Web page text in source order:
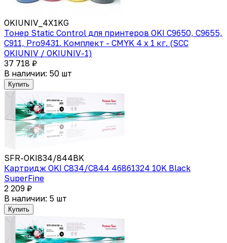
OKIUNIV_4X1KG
Тонер Static Control для принтеров OKI C9650, C9655,
C911, Pro9431. Комплект - CMYK 4 x 1 кг. (SCC
OKIUNIV / OKIUNIV-1)
37 718 ₽
В наличии: 50 шт
Купить
SFR-OKI834/844BK
Картридж OKI C834/С844 46861324 10K Black
SuperFine
2 209 ₽
В наличии: 5 шт
Купить